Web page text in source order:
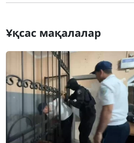
Ұқсас мақалалар